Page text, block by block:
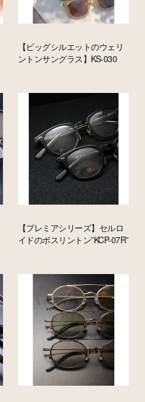
【ビッグシルエットのウェリ
ントンサングラス】KS-030
【プレミアシリーズ】セルロ
イドのボスリントン”KCP-07R”